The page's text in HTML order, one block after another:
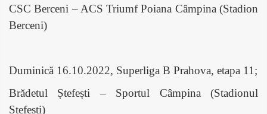
CSC Berceni – ACS Triumf Poiana Câmpina (Stadion
Berceni)
Duminică 16.10.2022, Superliga B Prahova, etapa 11;
Brădetul Ștefești – Sportul Câmpina (Stadionul
Ștefești)